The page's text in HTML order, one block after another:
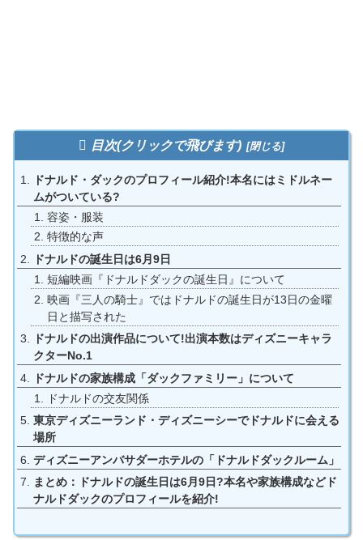
目次(クリックで飛びます)
ドナルド・ダックのプロフィール紹介!本名にはミドルネー
ムがついている?
容姿・服装
特徴的な声
ドナルドの誕生日は6月9日
短編映画『ドナルドダックの誕生日』について
映画『三人の騎士』ではドナルドの誕生日が13日の金曜
日と描写された
ドナルドの出演作品について!出演本数はディズニーキャラ
クターNo.1
ドナルドの家族構成「ダックファミリー」について
ドナルドの交友関係
東京ディズニーランド・ディズニーシーでドナルドに会える
場所
ディズニーアンバサダーホテルの「ドナルドダックルーム」
まとめ：ドナルドの誕生日は6月9日?本名や家族構成などド
ナルドダックのプロフィールを紹介!